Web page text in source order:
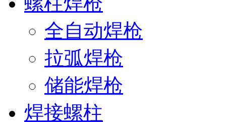
全自动焊枪
拉弧焊枪
储能焊枪
焊接螺柱